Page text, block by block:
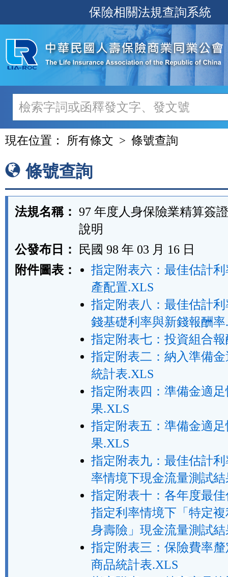
至
主
內
容
保險相關法規查詢系統
現在位置： 所有條文 條號查詢
條號查詢
法規名稱： 97 年度人身保險業精算簽
說明
公發布日：
民國 98 年 03 月 16 日
附件圖表：
指定附表六：最佳估計
產配置.XLS
指定附表八：最佳估計
錢基礎利率與新錢報酬率
指定附表七：投資組合
指定附表二：納入準備
統計表.XLS
指定附表四：準備金適
果.XLS
指定附表五：準備金適
果.XLS
指定附表九：最佳估計
率情境下現金流量測試
指定附表十：各年度最
指定利率情境下「特定
身壽險」現金流量測試
指定附表三：保險費率
商品統計表.XLS